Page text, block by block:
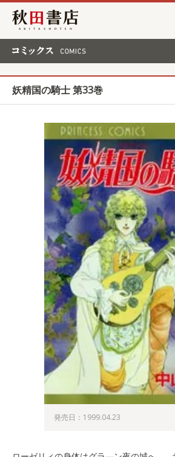
秋田書店
妖精国の騎士 第33巻
発売日：1999.04.23